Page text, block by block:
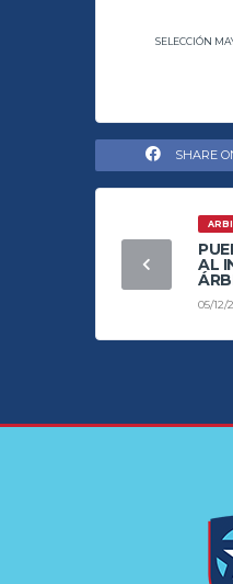
SELECCIÓN
SHARE
AL
05/12/